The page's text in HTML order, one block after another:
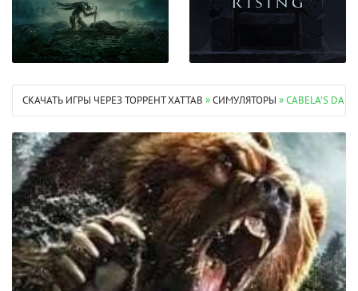
СКАЧАТЬ ИГРЫ ЧЕРЕЗ ТОРРЕНТ XATTAB »СИМУЛЯТОРЫ » CABELA'S